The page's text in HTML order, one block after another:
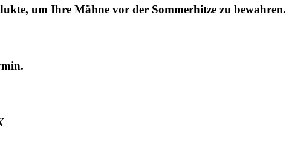
um Ihre Mähne vor der Sommerhitze zu bewahren.